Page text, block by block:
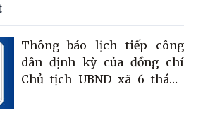
Thông báo lịch tiếp công
dân định kỳ của đồng chí
Chủ tịch UBND xã 6 tháng